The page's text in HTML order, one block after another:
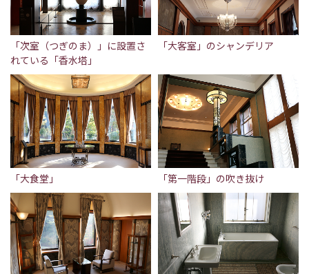
「次室（つぎのま）」に設置さ
れている「香水塔」
「大客室」のシャンデリア
「大食堂」 「第一階段」の吹き抜け